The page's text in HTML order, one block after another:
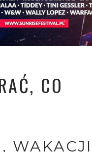
CO